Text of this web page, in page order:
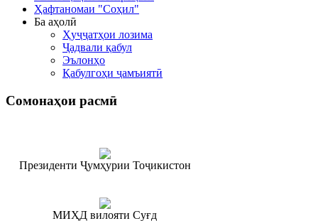
Ҳафтаномаи "Соҳил"
Ба аҳолӣ
Ҳуҷҷатҳои лозима
Ҷадвали қабул
Эълонҳо
Қабулгоҳи ҷамъиятӣ
Сомонаҳои расмӣ
Президенти Ҷумҳурии Тоҷикистон
МИҲД вилояти Суғд